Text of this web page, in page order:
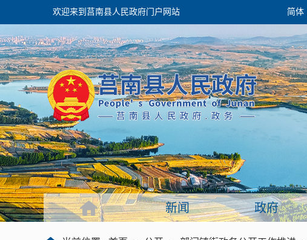
欢迎来到莒南县人民政府门户网站 简体
政府
领导之窗
政府会议
政府工作报告
新闻 政府